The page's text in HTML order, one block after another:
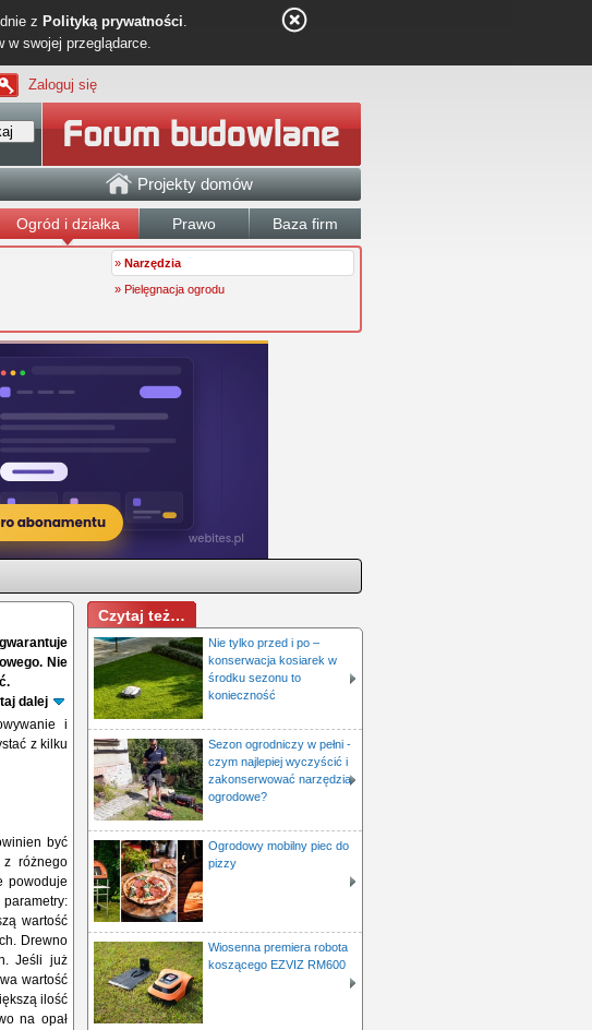
z Polityką prywatności.
w swojej przeglądarce.
Zaloguj się
Projekty domów
Ogród i działka Prawo Baza firm
» Narzędzia
» Pielęgnacja ogrodu
Nie
dalej
i
z kilku
być
z różnego
powoduje
wartość
Drewno
Jeśli już
wartość
ilość
na opał
Czytaj też…
Nie tylko przed i po –
konserwacja kosiarek w
środku sezonu to
konieczność
Sezon ogrodniczy w pełni -
czym najlepiej wyczyścić i
zakonserwować narzędzia
ogrodowe?
Ogrodowy mobilny piec do
pizzy
Wiosenna premiera robota
koszącego EZVIZ RM600